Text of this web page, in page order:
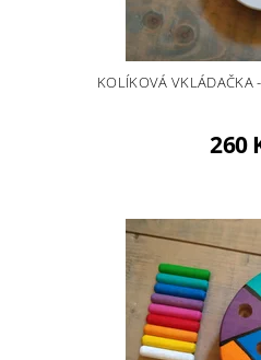
KOLÍKOVÁ VKLÁDAČKA
260